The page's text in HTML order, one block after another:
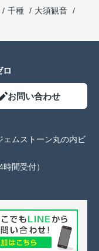
千種
大須観音
ロ
お問い合わせ
ムストーン丸の内ビ
間受付）